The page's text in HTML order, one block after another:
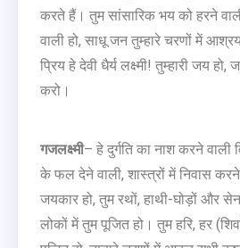
करते हैं। तुम सांसारिक भय को हरने
वाली हो, साधू जन तुम्हारे चरणों में
प्रिय हे देवी धैर्य लक्ष्मी! तुम्हारी जय हो,
करो।
गजलक्ष्मी– हे दुर्गति का नाश करने वाली
के फल देने वाली, शास्त्रों में निवास
जयकार हो, तुम रथों, हाथी-घोड़ों और
लोकों में तुम पूजित हो। तुम हरि, हर